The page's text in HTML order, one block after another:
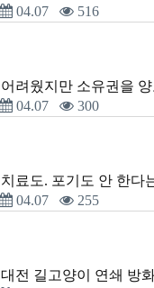
04.07
516
어려웠지만 소유권을 양
04.07
300
치료도. 포기도 안 한다
04.07
255
대전 길고양이 연쇄 방